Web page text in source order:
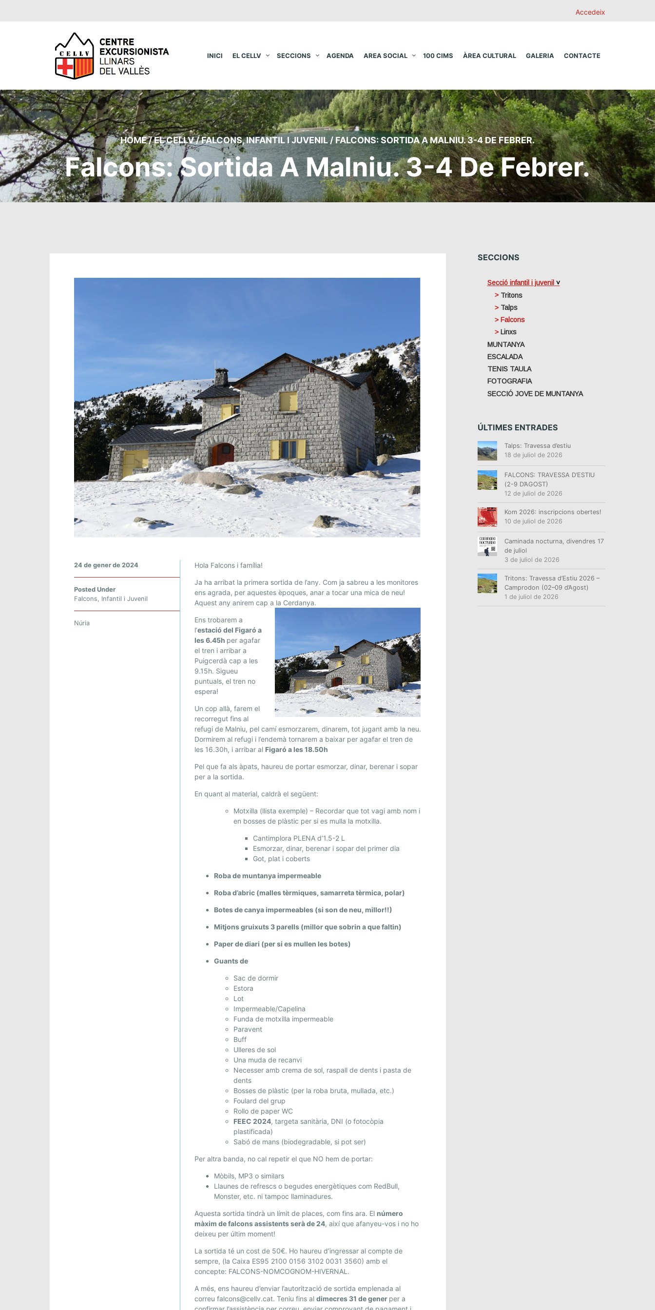
Accedeix
INICI EL CELLV SECCIONS AGENDA AREA SOCIAL 100 CIMS ÀREA CULTURAL GALERIA CONTACTE
HOME/EL CELLV/FALCONS,INFANTIL I JUVENIL/FALCONS: SORTIDA A MALNIU. 3-4 DE FEBRER.
Falcons: Sortida A Malniu. 3-4 De Febrer.
F
A
L
C
O
N
S
:
S
O
R
T
D
A
A
M
A
L
N
I
Hola Falcons i família!
Ja ha arribat la primera sortida de l’any. Com ja sabreu a les monitores
ens agrada, per aquestes èpoques, anar a tocar una mica de neu!
Aquest any anirem cap a la Cerdanya.
Ens trobarem a
l’estació del Figaró a
les 6.45h per agafar
el tren i arribar a
Puigcerdà cap a les
9.15h. Sigueu
puntuals, el tren no
espera!
Un cop allà, farem el
recorregut fins al
refugi de Malniu, pel camí esmorzarem, dinarem, tot jugant amb la neu.
Dormirem al refugi i l’endemà tornarem a baixar per agafar el tren de
les 16.30h, i arribar al Figaró a les 18.50h
Pel que fa als àpats, haureu de portar esmorzar, dinar, berenar i sopar
per a la sortida.
En quant al material, caldrà el següent:
Motxilla (llista exemple) – Recordar que tot vagi amb nom i
en bosses de plàstic per si es mulla la motxilla.
Cantimplora PLENA d’1.5-2 L
Esmorzar, dinar, berenar i sopar del primer dia
Got, plat i coberts
Roba de muntanya impermeable
Roba d’abric (malles tèrmiques, samarreta tèrmica, polar)
Botes de canya impermeables (si son de neu, millor!!)
Mitjons gruixuts 3 parells (millor que sobrin a que faltin)
Paper de diari (per si es mullen les botes)
Guants de
Sac de dormir
Estora
Lot
Impermeable/Capelina
Funda de motxilla impermeable
Paravent
Buff
Ulleres de sol
Una muda de recanvi
Necesser amb crema de sol, raspall de dents i pasta de
dents
Bosses de plàstic (per la roba bruta, mullada, etc.)
Foulard del grup
Rollo de paper WC
FEEC 2024, targeta sanitària, DNI (o fotocòpia
plastificada)
Sabó de mans (biodegradable, si pot ser)
Per altra banda, no cal repetir el que NO hem de portar:
Mòbils, MP3 o similars
Llaunes de refrescs o begudes energètiques com RedBull,
Monster, etc. ni tampoc llaminadures.
Aquesta sortida tindrà un límit de places, com fins ara. El número
màxim de falcons assistents serà de 24, així que afanyeu-vos i no ho
deixeu per últim moment!
La sortida té un cost de 50€. Ho haureu d’ingressar al compte de
sempre, (la Caixa ES95 2100 0156 3102 0031 3560) amb el
concepte: FALCONS-NOMCOGNOM-HIVERNAL.
A més, ens haureu d’enviar l’autorització de sortida emplenada al
correu falcons@cellv.cat. Teniu fins aldimecres 31 de gener per a
24 de gener de 2024
Posted Under
Falcons, Infantil i Juvenil
Núria
SECCIONS
Secció infantil i juvenil
Tritons
Talps
Falcons
Linxs
MUNTANYA
ESCALADA
TENIS TAULA
FOTOGRAFIA
SECCIÓ JOVE DE MUNTANYA
ÚLTIMES ENTRADES
Talps: Travessa d’estiu
18 de juliol de 2026
FALCONS: TRAVESSA D’ESTIU
(2-9 D’AGOST)
12 de juliol de 2026
Kom 2026: inscripcions obertes!
10 de juliol de 2026
Caminada nocturna, divendres 17
de juliol
3 de juliol de 2026
Tritons: Travessa d’Estiu 2026 –
Camprodon (02–09 d’Agost)
1 de juliol de 2026